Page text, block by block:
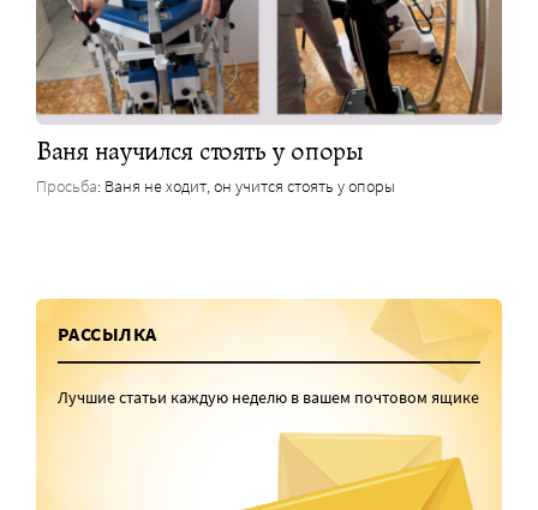
Ваня научился стоять у опоры
Просьба: Ваня не ходит, он учится стоять у опоры
РАССЫЛКА
Лучшие статьи каждую неделю в вашем почтовом ящике